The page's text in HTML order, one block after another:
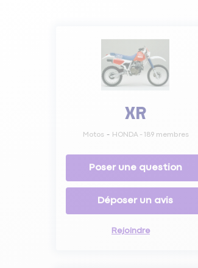
XR
Motos HONDA - 189 membres
Poser une question
Déposer un avis
Rejoindre